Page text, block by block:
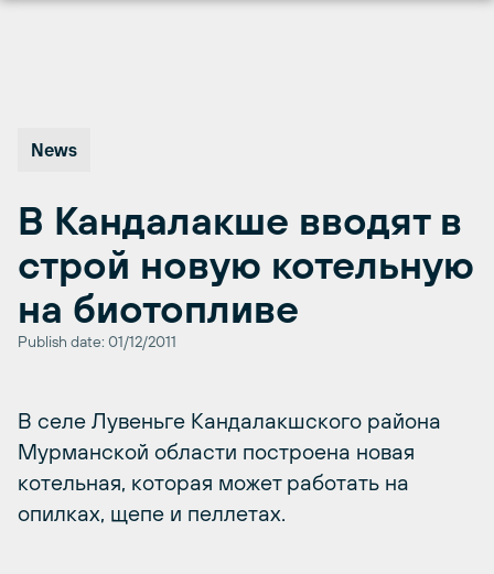
News
В Кандалакше вводят в
строй новую котельную
на биотопливе
Publish date: 01/12/2011
В селе Лувеньге Кандалакшского района
Мурманской области построена новая
котельная, которая может работать на
опилках, щепе и пеллетах.